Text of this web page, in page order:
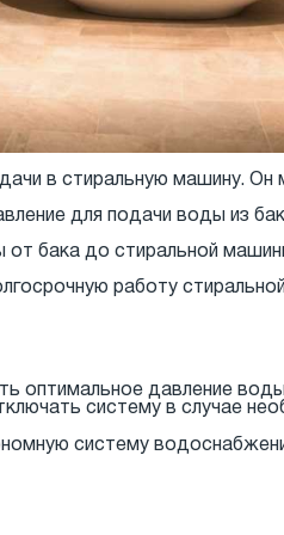
в стиральную машину.
для подачи воды из
от бака до стиральной
работу
оптимальное давление
систему в случае
систему